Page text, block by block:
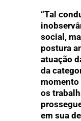
“Tal
social,
postura
atuação
da
momento
os
em sua